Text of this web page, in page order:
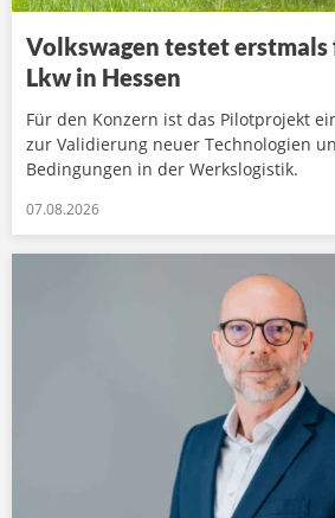
Volkswagen testet
Lkw in Hessen
Für den Konzern ist das Pilotprojekt
zur Validierung neuer Technologien
Bedingungen in der Werkslogistik.
07.08.2026